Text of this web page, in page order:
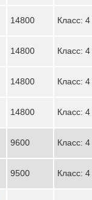
14800 Класс: 4
14800 Класс: 4
14800 Класс: 4
14800 Класс: 4
9600 Класс: 4
9500 Класс: 4